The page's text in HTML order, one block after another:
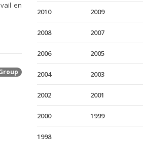
en
2010 2009
2008 2007
2006 2005
2004 2003
2002 2001
2000 1999
1998